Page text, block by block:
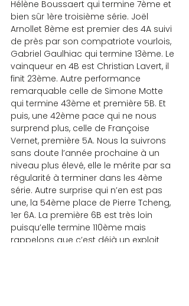
Hélène Boussaert qui termine 7ème et
bien sûr 1ère troisième série. Joël
Arnollet 8ème est premier des 4A suivi
de près par son compatriote vourlois,
Gabriel Gaulhiac qui termine 13ème. Le
vainqueur en 4B est Christian Lavert, il
finit 23ème. Autre performance
remarquable celle de Simone Motte
qui termine 43ème et première 5B. Et
puis, une 42ème pace qui ne nous
surprend plus, celle de Françoise
Vernet, première 5A. Nous la suivrons
sans doute l’année prochaine à un
niveau plus élevé, elle le mérite par sa
régularité à terminer dans les 4ème
série. Autre surprise qui n’en est pas
une, la 54ème place de Pierre Tcheng,
1er 6A. La première 6B est très loin
puisqu’elle termine 110ème mais
rappelons que c’est déjà un exploit